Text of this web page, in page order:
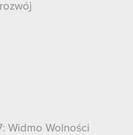
Widmo Wolności